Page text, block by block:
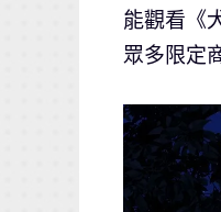
能觀看《
眾多限定